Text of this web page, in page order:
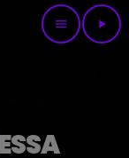
menu play_arrow